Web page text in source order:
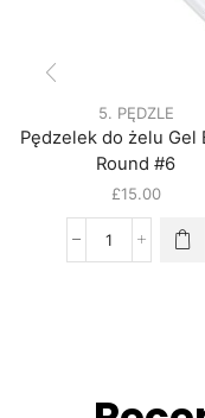
5. PĘDZLE
Pędzelek do żelu Gel
Round #6
£15.00